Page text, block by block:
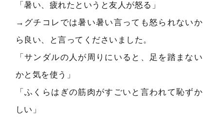
「暑い、疲れたというと友人が怒る」
→グチコレでは暑い暑い言っても怒られないか
ら良い、と言ってくださいました。
「サンダルの人が周りにいると、足を踏まない
かと気を使う」
「ふくらはぎの筋肉がすごいと言われて恥ずか
しい」